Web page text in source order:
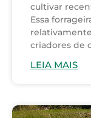
cultivar
Essa
criadores de
LEIA MAIS